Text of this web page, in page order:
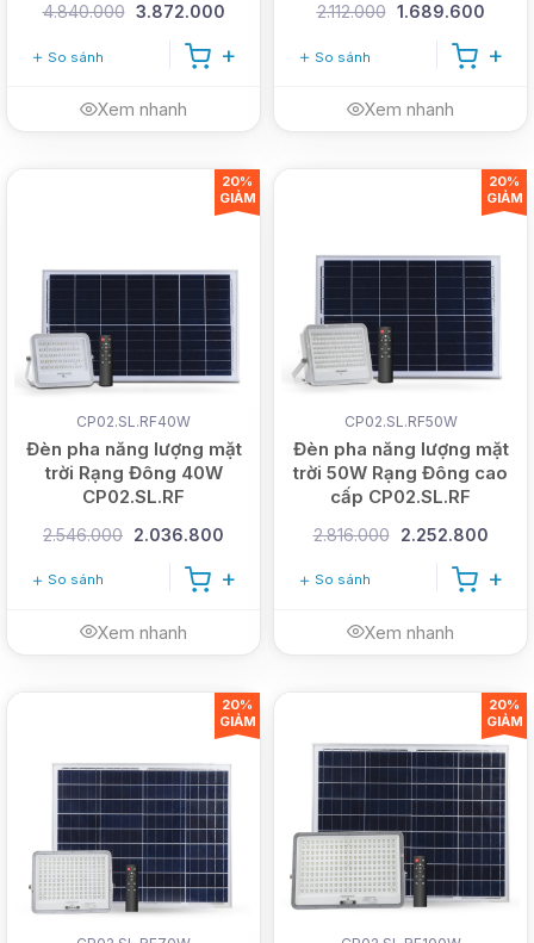
4.840.000 3.872.000
So sánh
Xem nhanh
2.112.000 1.689.600
So sánh
Xem nhanh
CP02.SL.RF40W
Đèn pha năng lượng mặt
trời Rạng Đông 40W
CP02.SL.RF
2.546.000 2.036.800
So sánh
Xem nhanh
20%
GIẢM
CP02.SL.RF50W
Đèn pha năng lượng mặt
trời 50W Rạng Đông cao
cấp CP02.SL.RF
2.816.000 2.252.800
So sánh
Xem nhanh
20%
GIẢM
20%
GIẢM
20%
GIẢM